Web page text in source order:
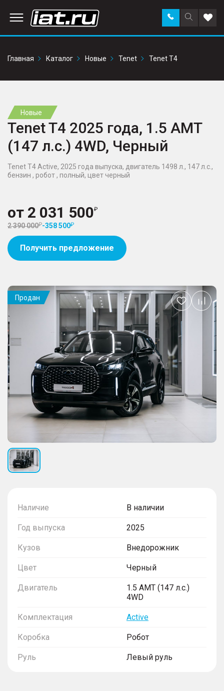
Поиск
по
Заказать
звонок в
Главная
Каталог Новые Tenet Tenet T4
Новые
Tenet T4 2025 года, 1.5 AMT
(147 л.с.) 4WD, Черный
Tenet T4 Active, 2025 года выпуска, двигатель 1498 л., 147 л.с.,
бензин , робот , полный, цвет черный
от 2 031 500
2 390 000 -358 500
Получить предложение
Наличие В наличии
Год выпуска 2025
Кузов Внедорожник
Цвет Черный
Двигатель
1.5 AMT (147 л.с.)
4WD
Комплектация Active
Коробка Робот
Руль Левый руль
Продан
Добавить
в
избранное